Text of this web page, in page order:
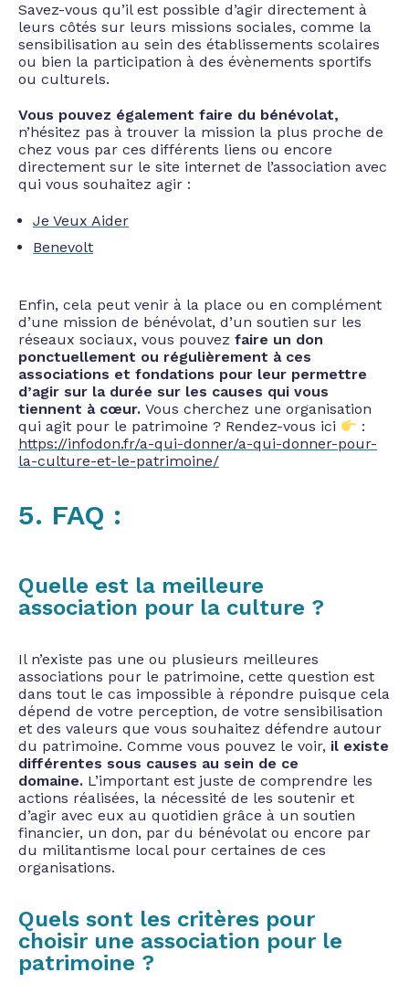
Savez-vous qu’il est possible d’agir directement à
leurs côtés sur leurs missions sociales, comme la
sensibilisation au sein des établissements scolaires
ou bien la participation à des évènements sportifs
ou culturels.
Vous pouvez également faire du bénévolat,
n’hésitez pas à trouver la mission la plus proche de
chez vous par ces différents liens ou encore
directement sur le site internet de l’association avec
qui vous souhaitez agir :
Je Veux Aider
Benevolt
Enfin, cela peut venir à la place ou en complément
d’une mission de bénévolat, d’un soutien sur les
réseaux sociaux, vous pouvez faire un don
ponctuellement ou régulièrement à ces
associations et fondations pour leur permettre
d’agir sur la durée sur les causes qui vous
tiennent à cœur. Vous cherchez une organisation
qui agit pour le patrimoine ? Rendez-vous ici
:
https://infodon.fr/a-qui-donner/a-qui-donner-pour-
la-culture-et-le-patrimoine/
5. FAQ :
Quelle est la meilleure
association pour la culture ?
Il n’existe pas une ou plusieurs meilleures
associations pour le patrimoine, cette question est
dans tout le cas impossible à répondre puisque cela
dépend de votre perception, de votre sensibilisation
et des valeurs que vous souhaitez défendre autour
du patrimoine. Comme vous pouvez le voir, il existe
différentes sous causes au sein de ce
domaine. L’important est juste de comprendre les
actions réalisées, la nécessité de les soutenir et
d’agir avec eux au quotidien grâce à un soutien
financier, un don, par du bénévolat ou encore par
du militantisme local pour certaines de ces
organisations.
Quels sont les critères pour
choisir une association pour le
patrimoine ?